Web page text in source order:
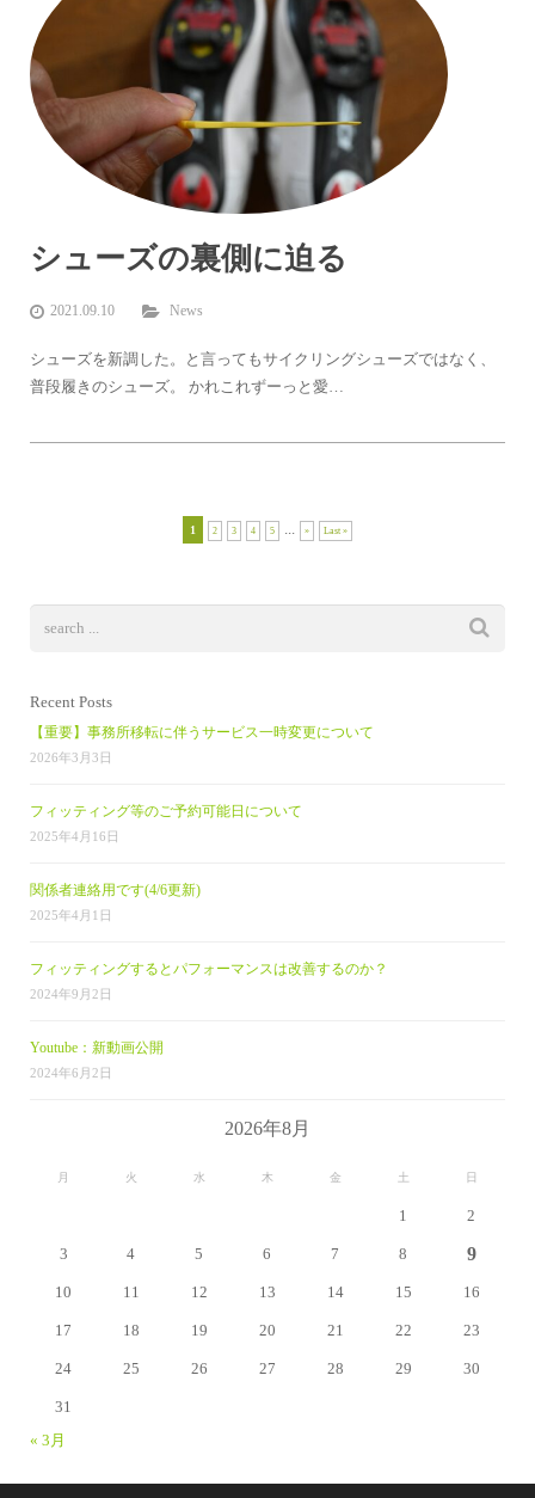
シューズの裏側に迫る
2021.09.10 News
シューズを新調した。と言ってもサイクリングシューズではなく、
普段履きのシューズ。 かれこれずーっと愛…
1 2 3 4 5 ... » Last »
Recent Posts
【重要】事務所移転に伴うサービス一時変更について
2026年3月3日
フィッティング等のご予約可能日について
2025年4月16日
関係者連絡用です(4/6更新)
2025年4月1日
フィッティングするとパフォーマンスは改善するのか？
2024年9月2日
Youtube：新動画公開
2024年6月2日
2026年8月
月 火 水 木 金 土 日
1 2
3 4 5 6 7 8 9
10 11 12 13 14 15 16
17 18 19 20 21 22 23
24 25 26 27 28 29 30
31
« 3月